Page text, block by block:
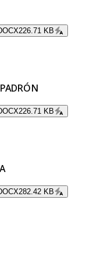
226.71 KB
226.71 KB
282.42 KB